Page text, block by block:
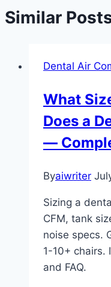
Similar
Dental Air
What
Does a
—
Byaiwriter
Sizing a
CFM, tank
noise specs.
1-10+ chairs.
and FAQ.